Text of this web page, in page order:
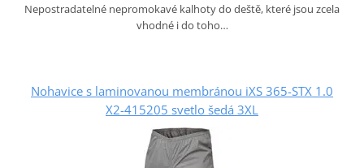
Nepostradatelné nepromokavé kalhoty do deště, které jsou zcela
vhodné i do toho…
Nohavice s laminovanou membránou iXS 365-STX 1.0
X2-415205 svetlo šedá 3XL